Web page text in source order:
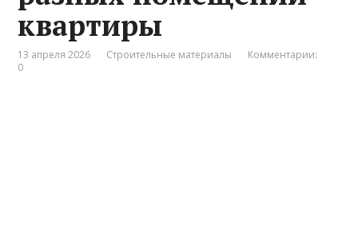
квартиры
13 апреля 2026 Строительные материалы
Комментарии:
0